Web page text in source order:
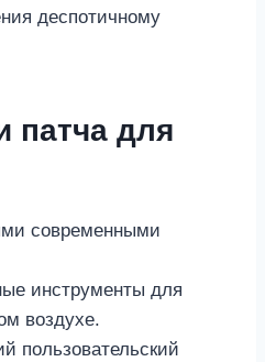
деспотичному
патча для
современными
инструменты для
воздухе.
пользовательский